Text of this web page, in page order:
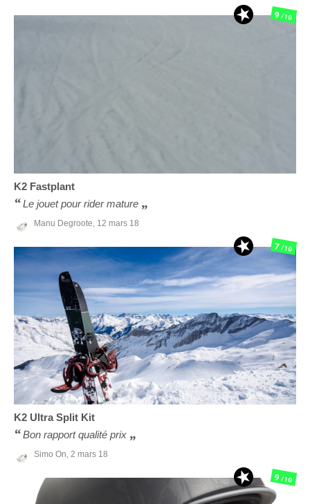
K2 Fastplant
Le jouet pour rider mature
Manu Degroote, 12 mars 18
9/10
K2 Ultra Split Kit
Bon rapport qualité prix
Simo On, 2 mars 18
7/10
9/10